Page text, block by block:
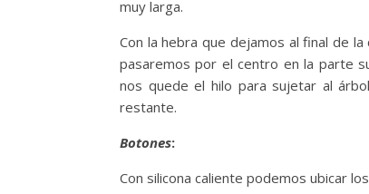
muy larga.
Con la hebra que dejamos al final de
pasaremos por el centro en la parte
nos quede el hilo para sujetar al
restante.
Botones:
Con silicona caliente podemos ubicar